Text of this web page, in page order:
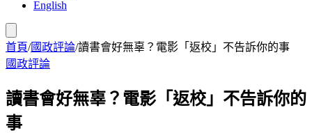
English
首頁/國政評論/讀書會好無辜？電影「返校」不告訴你的事
國政評論
讀書會好無辜？電影「返校」不告訴你的
事